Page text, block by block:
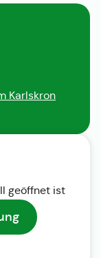
Karlskron
geöffnet ist